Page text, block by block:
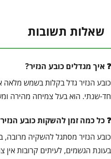
שאלות תשובות
איך מגדלים כובע הנזיר?
כובע הנזיר גדל בקלות בשמש מלאה
חד-שנתי. הוא בעל צמיחה מהירה
כל כמה זמן להשקות כובע
כובע הנזיר מסתגל להשקיה מרובה,
בעונת הגשמים, לעיתים קרובות אין